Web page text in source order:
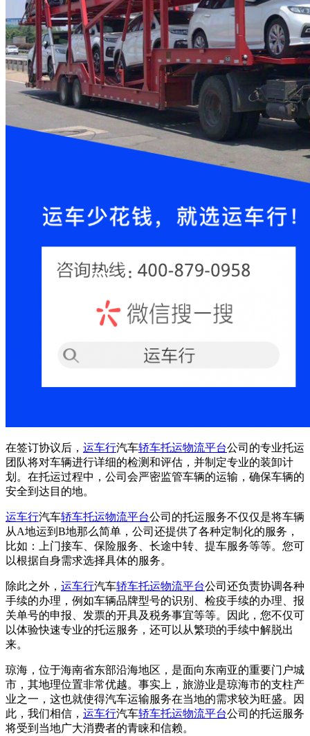
在签订协议后， 运车行汽车轿车托运物流平台公司的专业托运
团队将对车辆进行详细的检测和评估，并制定专业的装卸计
划。在托运过程中，公司会严密监管车辆的运输，确保车辆的
安全到达目的地。
运车行汽车轿车托运物流平台公司的托运服务不仅仅是将车辆
从A地运到B地那么简单，公司还提供了各种定制化的服务，
比如：上门接车、保险服务、长途中转、提车服务等等。您可
以根据自身需求选择具体的服务。
除此之外， 运车行汽车轿车托运物流平台公司还负责协调各种
手续的办理，例如车辆品牌型号的识别、检疫手续的办理、报
关单号的申报、发票的开具及税务事宜等等。因此，您不仅可
以体验快速专业的托运服务，还可以从繁琐的手续中解脱出
来。
琼海，位于海南省东部沿海地区，是面向东南亚的重要门户城
市，其地理位置非常优越。事实上，旅游业是琼海市的支柱产
业之一，这也就使得汽车运输服务在当地的需求较为旺盛。因
此，我们相信， 运车行汽车轿车托运物流平台公司的托运服务
将受到当地广大消费者的青睐和信赖。